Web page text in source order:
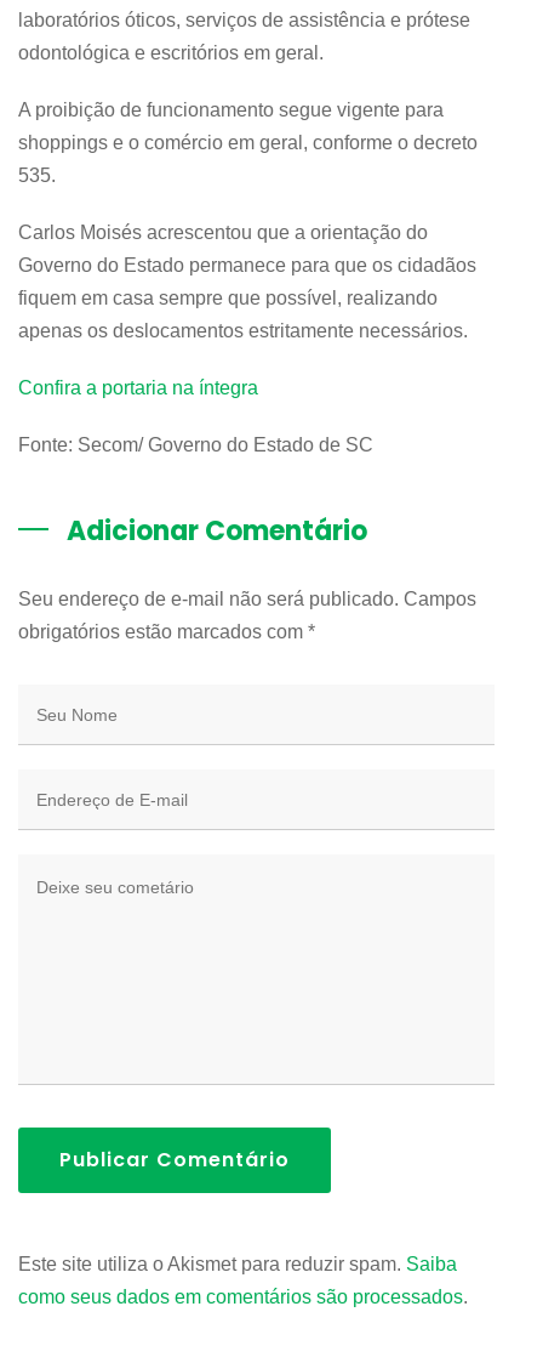
laboratórios óticos, serviços de assistência e prótese
odontológica e escritórios em geral.
A proibição de funcionamento segue vigente para
shoppings e o comércio em geral, conforme o decreto
535.
Carlos Moisés acrescentou que a orientação do
Governo do Estado permanece para que os cidadãos
fiquem em casa sempre que possível, realizando
apenas os deslocamentos estritamente necessários.
Confira a portaria na íntegra
Fonte: Secom/ Governo do Estado de SC
Adicionar Comentário
Seu endereço de e-mail não será publicado. Campos
obrigatórios estão marcados com *
Publicar Comentário
Este site utiliza o Akismet para reduzir spam. Saiba
como seus dados em comentários são processados.